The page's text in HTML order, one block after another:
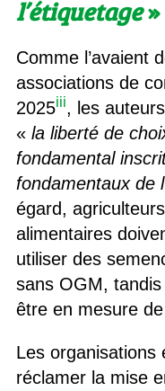
l’étiquetage»
Comme l’avaient
associations de
2025iii, les
« la liberté de
fondamental
fondamentaux de
égard,
alimentaires
utiliser des
sans OGM,
être en mesure
Les organisations
réclamer la mise